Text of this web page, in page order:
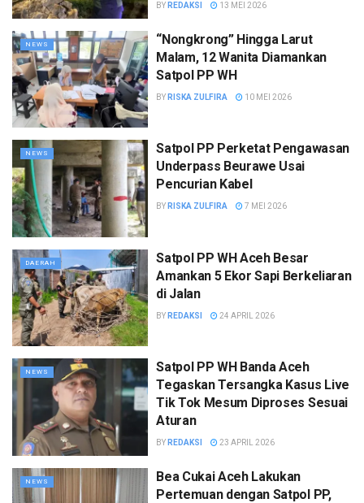
BY REDAKSI 13 MEI 2026
NEWS
“Nongkrong” Hingga Larut
Malam, 12 Wanita Diamankan
Satpol PP WH
BY RISKA ZULFIRA 10 MEI 2026
NEWS
Satpol PP Perketat Pengawasan
Underpass Beurawe Usai
Pencurian Kabel
BY RISKA ZULFIRA 7 MEI 2026
DAERAH
Satpol PP WH Aceh Besar
Amankan 5 Ekor Sapi Berkeliaran
di Jalan
BY REDAKSI 24 APRIL 2026
NEWS
Satpol PP WH Banda Aceh
Tegaskan Tersangka Kasus Live
Tik Tok Mesum Diproses Sesuai
Aturan
BY REDAKSI 23 APRIL 2026
NEWS
Bea Cukai Aceh Lakukan
Pertemuan dengan Satpol PP,